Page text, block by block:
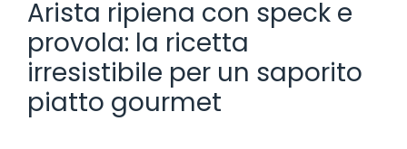
Arista ripiena con speck e
provola: la ricetta
irresistibile per un saporito
piatto gourmet